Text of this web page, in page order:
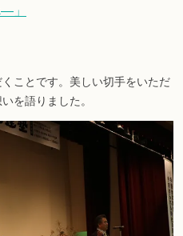
」
ことです。美しい切手をいただ
を語りました。